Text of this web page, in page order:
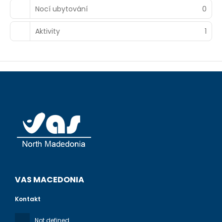
Nocí ubytování 0
Aktivity 1
VAS MACEDONIA
Kontakt